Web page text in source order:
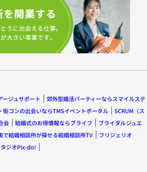
ージュサポート
郊外型婚活パーティーならスマイルステ
街コンの出会いならTMSイベントポータル
SCRUM（ス
会 結婚式のお得情報ならブライフ
ブライダルジュエ
で結婚相談所が探せる結婚相談所TV
フリジェリオ
ジオPix-do!